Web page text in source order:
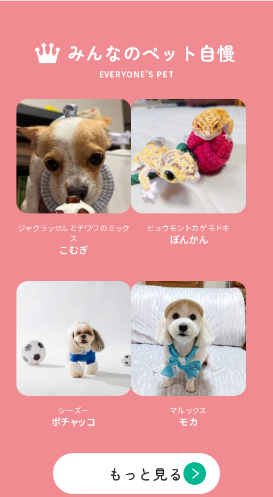
みんなのペット自慢
EVERYONE'S PET
ジャクラッセルとチワワのミック
ス
こむぎ
ヒョウモントカゲモドキ
ぽんかん
シーズー
ポチャッコ
マルックス
モカ
もっと見る